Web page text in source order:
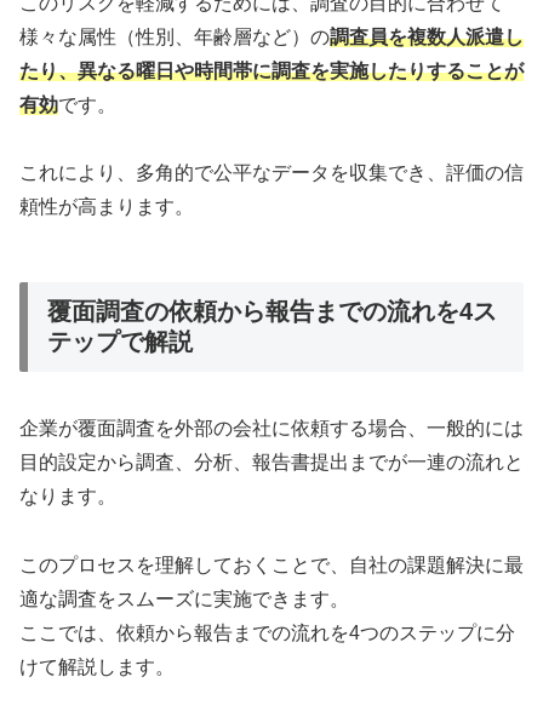
様々な属性（性別、年齢層など）の調査員を複数人派遣し
たり、異なる曜日や時間帯に調査を実施したりすることが
有効です。
これにより、多角的で公平なデータを収集でき、評価の信
頼性が高まります。
覆面調査の依頼から報告までの流れを4ス
テップで解説
企業が覆面調査を外部の会社に依頼する場合、一般的には
目的設定から調査、分析、報告書提出までが一連の流れと
なります。
このプロセスを理解しておくことで、自社の課題解決に最
適な調査をスムーズに実施できます。
ここでは、依頼から報告までの流れを4つのステップに分
けて解説します。